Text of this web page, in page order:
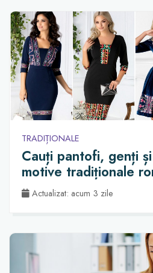
TRADIȚIONALE
Cauți pantofi, genți
motive tradiționale
Actualizat: acum 3 zile